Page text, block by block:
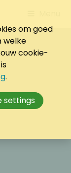
to
om goed
welke
cookie-
.
settings